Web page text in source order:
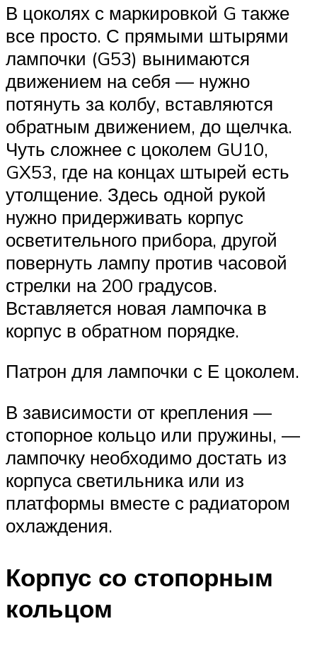
В цоколях с маркировкой G также
все просто. С прямыми штырями
лампочки (G53) вынимаются
движением на себя — нужно
потянуть за колбу, вставляются
обратным движением, до щелчка.
Чуть сложнее с цоколем GU10,
GX53, где на концах штырей есть
утолщение. Здесь одной рукой
нужно придерживать корпус
осветительного прибора, другой
повернуть лампу против часовой
стрелки на 200 градусов.
Вставляется новая лампочка в
корпус в обратном порядке.
Патрон для лампочки с Е цоколем.
В зависимости от крепления —
стопорное кольцо или пружины, —
лампочку необходимо достать из
корпуса светильника или из
платформы вместе с радиатором
охлаждения.
Корпус со стопорным
кольцом